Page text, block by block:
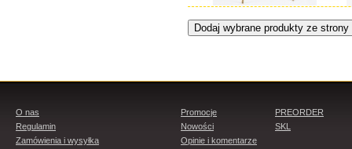
O nas
Regulamin
Zamówienia i wysyłka
Promocje
Nowości
Opinie i komentarze
PREORDER
SKL